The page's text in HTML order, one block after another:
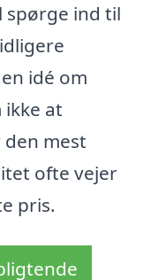
spørge ind til
idé om
at
mest
ofte vejer
pris.